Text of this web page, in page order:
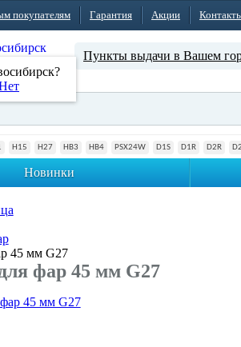
покупателям Гарантия Акции
Пункты выдачи в Вашем
H15 H27 HB3 HB4 PSX24W D1S D1R D2R
Новинки
45 мм G27
фар 45 мм G27